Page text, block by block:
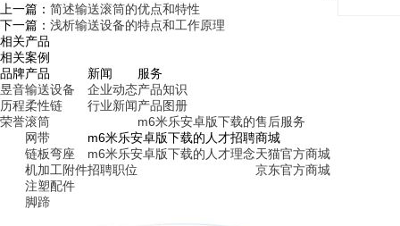
上一篇： 简述输送滚筒的优点和特性
下一篇： 浅析输送设备的特点和工作原理
相关产品
相关案例
品牌
昱音
历程
荣誉
产品
输送设备
柔性链
滚筒
网带
链板弯座
机加工附件
注塑配件
脚蹄
新闻
企业动态
行业新闻
服务
产品知识
产品图册
m6米乐安卓版下载的售后服务
m6米乐安卓版下载的人才招聘
m6米乐安卓版下载的人才理念
招聘职位
商城
天猫官方商城
京东官方商城